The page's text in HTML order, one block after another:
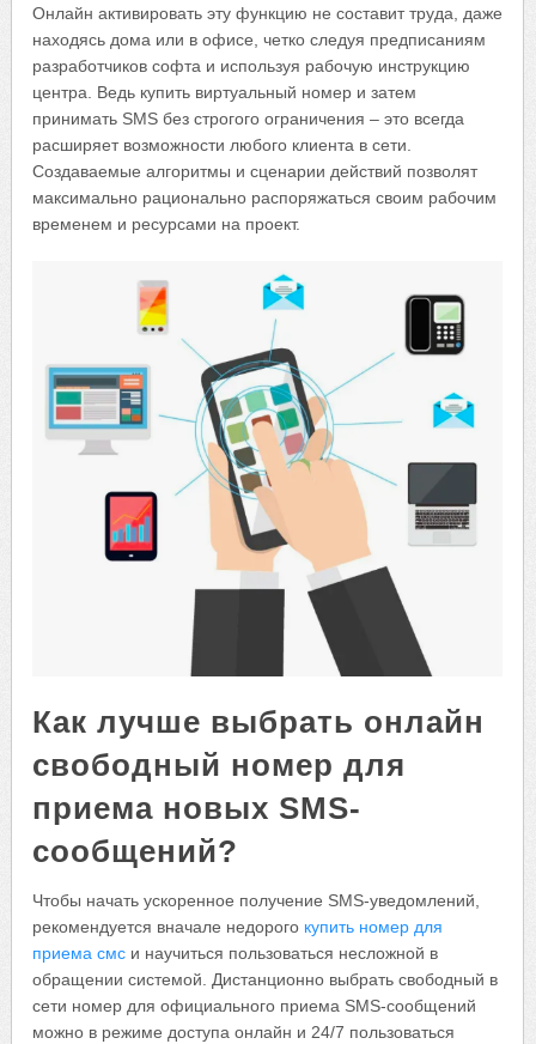
Онлайн активировать эту функцию не составит труда, даже
находясь дома или в офисе, четко следуя предписаниям
разработчиков софта и используя рабочую инструкцию
центра. Ведь купить виртуальный номер и затем
принимать SMS без строгого ограничения – это всегда
расширяет возможности любого клиента в сети.
Создаваемые алгоритмы и сценарии действий позволят
максимально рационально распоряжаться своим рабочим
временем и ресурсами на проект.
Как лучше выбрать онлайн
свободный номер для
приема новых SMS-
сообщений?
Чтобы начать ускоренное получение SMS-уведомлений,
рекомендуется вначале недорого купить номер для
приема смс и научиться пользоваться несложной в
обращении системой. Дистанционно выбрать свободный в
сети номер для официального приема SMS-сообщений
можно в режиме доступа онлайн и 24/7 пользоваться